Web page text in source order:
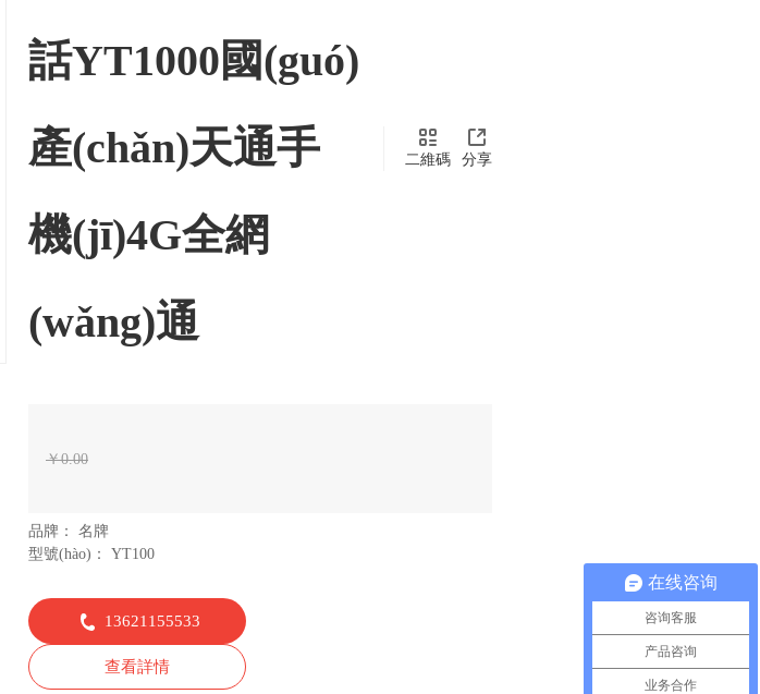
話YT1000國(guó)
產(chǎn)天通手
機(jī)4G全網
(wǎng)通
二維碼 分享
￥0.00
品牌
名牌
型號(hào)
YT100
13621155533
查看詳情
在线咨询
咨询客服
产品咨询
业务合作